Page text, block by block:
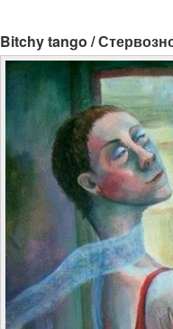
Bitchy tango /